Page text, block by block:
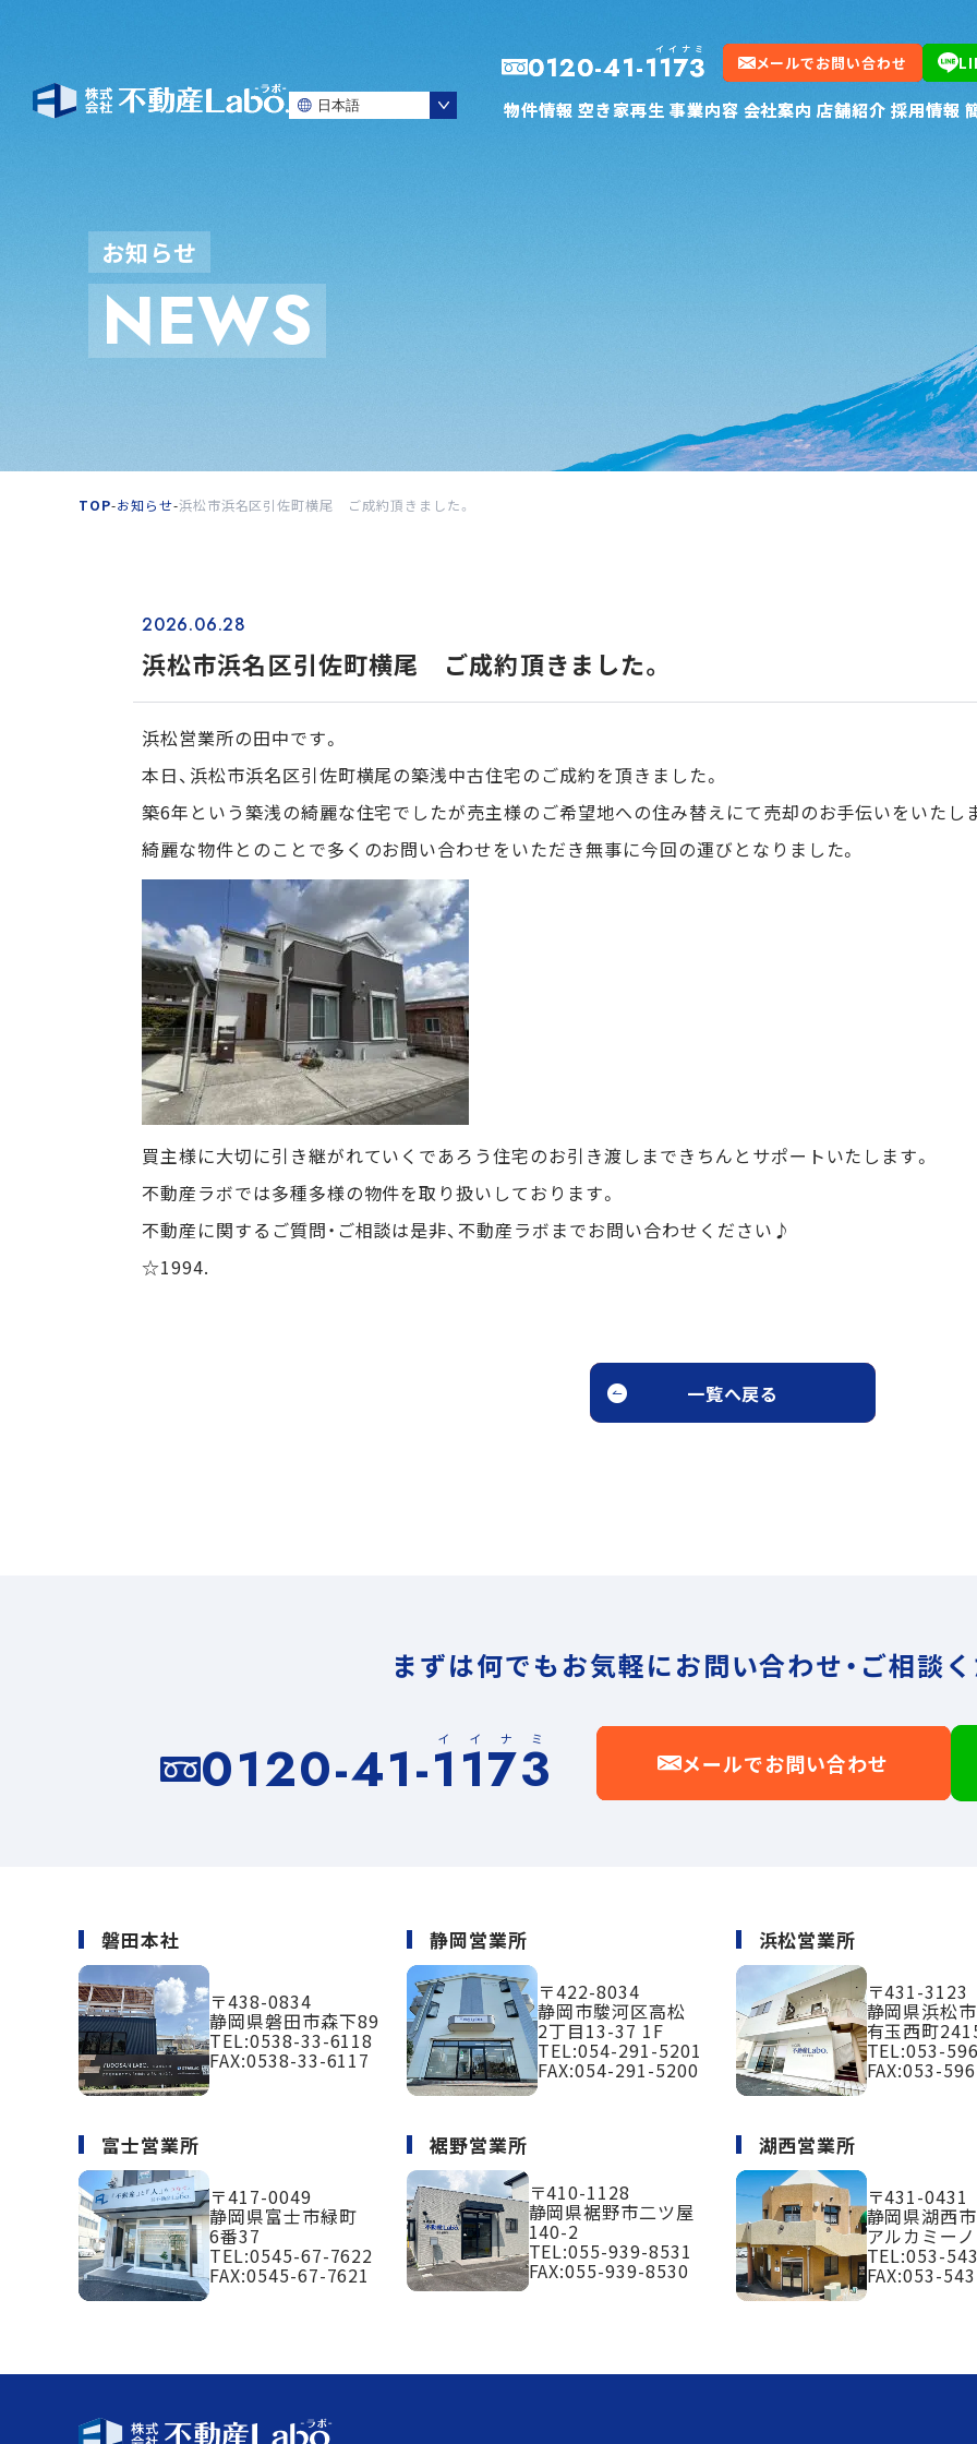
イイナミ
0120-41-1173 メールでお問い合わせ
物件情報 空き家再生 事業内容 会社案内 店舗紹介 採用情報
イイナミ
0120-41-1173 メールでお問い合わせ
物件情報 空き家再生 事業内容 会社案内 店舗紹介 採用情報
お知らせ
NEWS
TOP-お知らせ-浜松市浜名区引佐町横尾 ご成約頂きました。
2026.06.28
浜松市浜名区引佐町横尾 ご成約頂きました。
浜松営業所の田中です。
本日、浜松市浜名区引佐町横尾の築浅中古住宅のご成約を頂きました。
築6年という築浅の綺麗な住宅でしたが売主様のご希望地への住み替えにて売却のお手伝いをいたし
綺麗な物件とのことで多くのお問い合わせをいただき無事に今回の運びとなりました。
買主様に大切に引き継がれていくであろう住宅のお引き渡しまできちんとサポートいたします。
不動産ラボでは多種多様の物件を取り扱いしております。
不動産に関するご質問・ご相談は是非、不動産ラボまでお問い合わせください♪
☆1994.
一覧へ戻る
まずは何でもお気軽にお問い合わせ・ご相談く
イイナミ
0120-41-1173 メールでお問い合わせ
磐田本社
〒438-0834
静岡県磐田市森下89
TEL:0538-33-6118
FAX:0538-33-6117
静岡営業所
〒422-8034
静岡市駿河区高松
2丁目13-37 1F
TEL:054-291-5201
FAX:054-291-5200
浜松営業所
〒431-3123
静岡県浜松
有玉西町
TEL:053-
FAX:053-
富士営業所
〒417-0049
静岡県富士市緑町
6番37
TEL:0545-67-7622
FAX:0545-67-7621
裾野営業所
〒410-1128
静岡県裾野市二ツ屋
140-2
TEL:055-939-8531
FAX:055-939-8530
湖西営業所
〒431-0431
静岡県湖西
アルカミー
TEL:053-
FAX:053-